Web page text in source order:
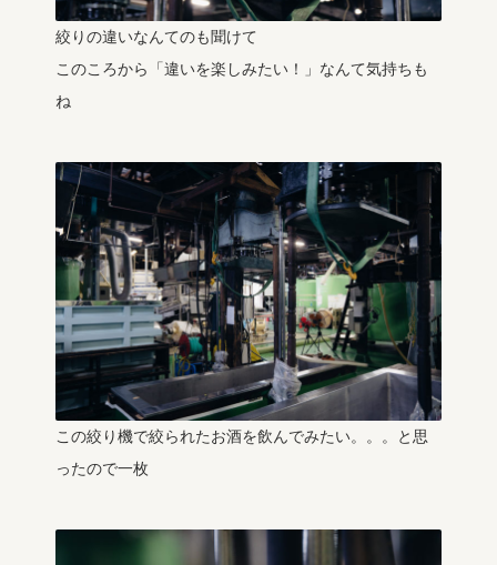
絞りの違いなんてのも聞けて
このころから「違いを楽しみたい！」なんて気持ちも
ね
この絞り機で絞られたお酒を飲んでみたい。。。と思
ったので一枚